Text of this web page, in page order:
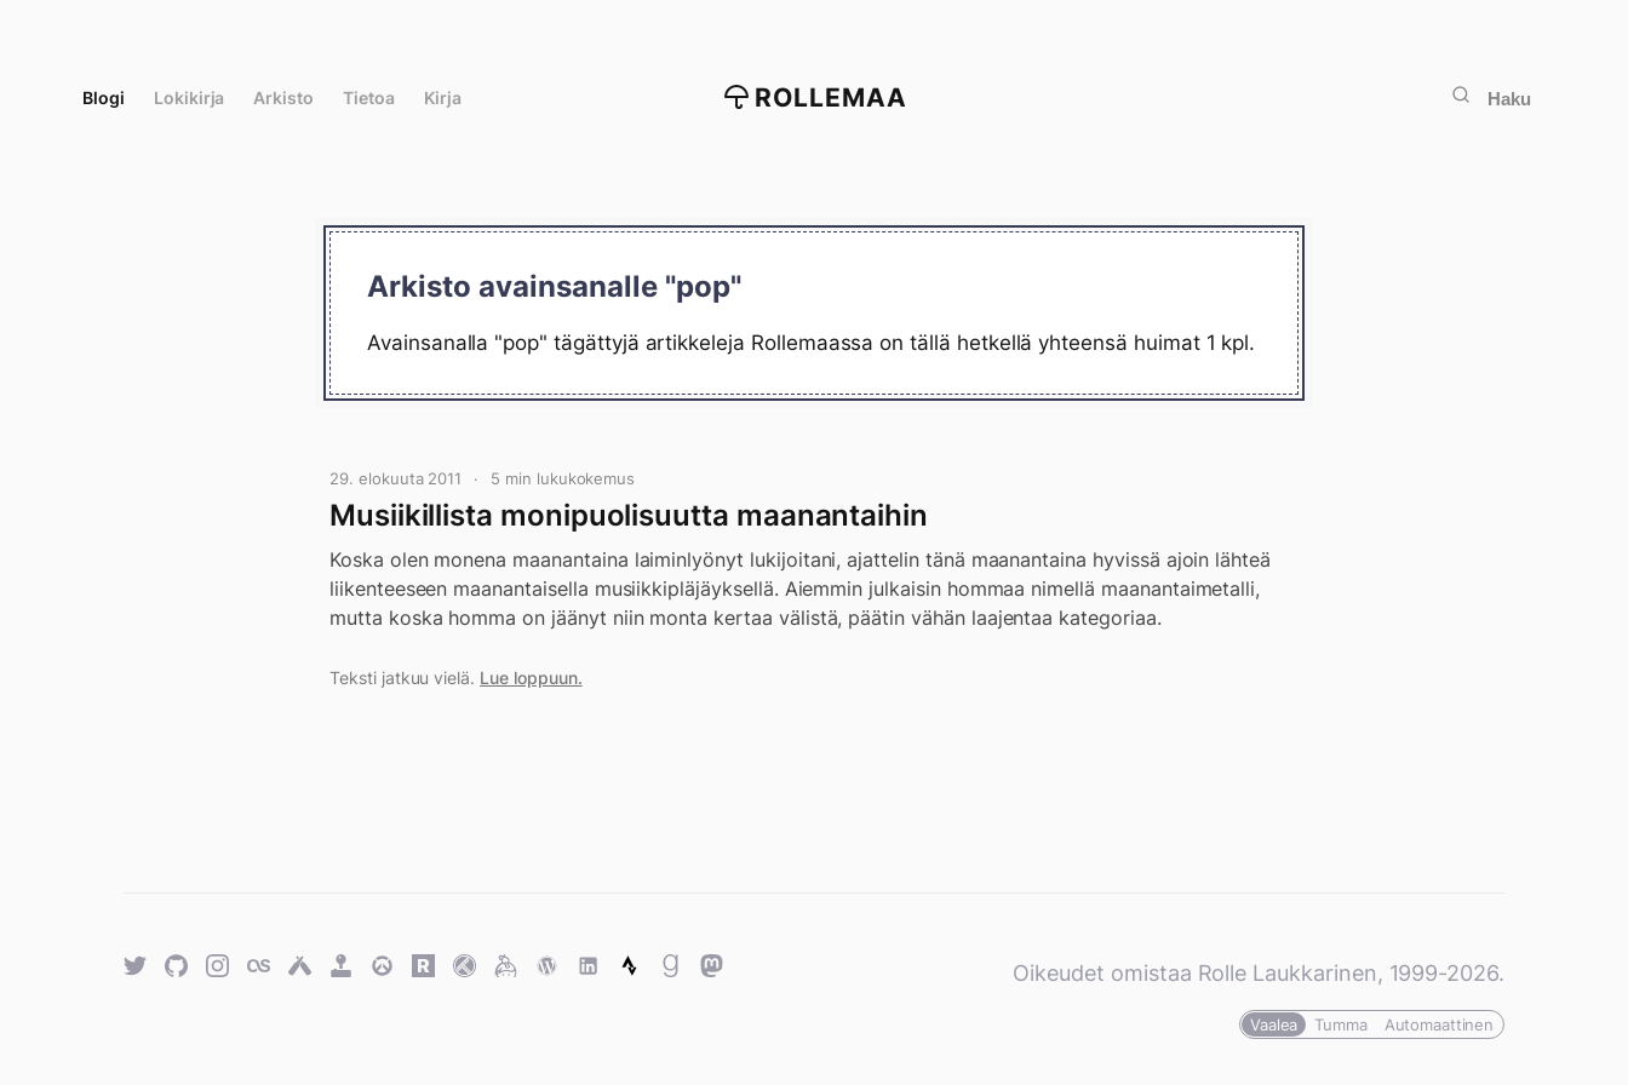
Blogi Lokikirja Arkisto Tietoa Kirja ROLLEMAA Haku
Arkisto avainsanalle "pop"
Avainsanalla "pop" tägättyjä artikkeleja Rollemaassa on tällä hetkellä yhteensä huimat 1 kpl.
29. elokuuta 2011 5 min lukukokemus
Musiikillista monipuolisuutta maanantaihin
Koska olen monena maanantaina laiminlyönyt lukijoitani, ajattelin tänä maanantaina hyvissä ajoin lähteä
liikenteeseen maanantaisella musiikkipläjäyksellä. Aiemmin julkaisin hommaa nimellä maanantaimetalli,
mutta koska homma on jäänyt niin monta kertaa välistä, päätin vähän laajentaa kategoriaa.
Teksti jatkuu vielä. Lue loppuun.
TwitterGitHubTwitterLast.fmUntappd
RetroOverwatch
Rawg.ioTraktKeybaseWordPress
WordPress
StravaGoodreads
Mastodon Oikeudet omistaa Rolle Laukkarinen, 1999-2026.
Vaalea Tumma Automaattinen